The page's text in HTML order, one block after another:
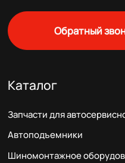
Обратный
Каталог
Запчасти для
Автоподъемники
Шиномонтажное